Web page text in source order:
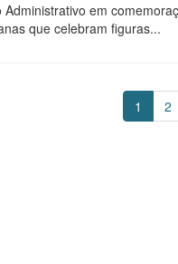
em
que celebram figuras...
1 2